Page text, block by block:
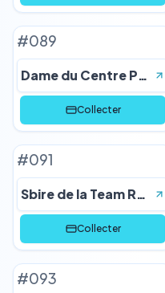
#089
Dame du Centre Pokémon
Collecter
#091
Sbire de la Team Rocket
Collecter
#093